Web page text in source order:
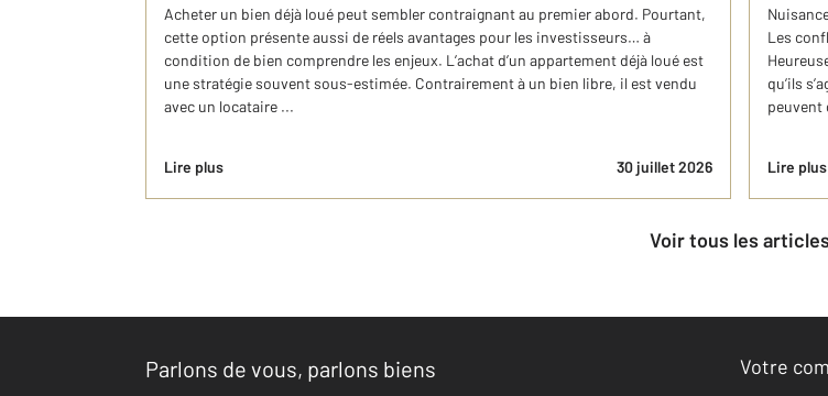
Acheter un bien déjà loué peut sembler contraignant au premier abord. Pourtant,
cette option présente aussi de réels avantages pour les investisseurs… à
condition de bien comprendre les enjeux. L’achat d’un appartement déjà loué est
une stratégie souvent sous-estimée. Contrairement à un bien libre, il est vendu
avec un locataire ...
Lire plus 30 juillet 2026
Les
qu’ils
peuvent
Lire plus
Voir tous les
Parlons de vous, parlons biens Votre